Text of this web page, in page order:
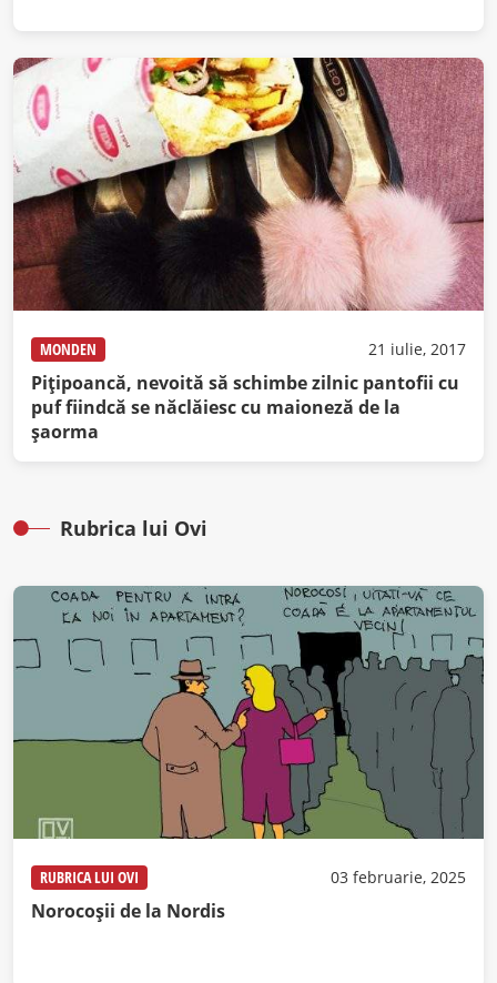
MONDEN 21 iulie, 2017
Piţipoancă, nevoită să schimbe zilnic pantofii cu
puf fiindcă se năclăiesc cu maioneză de la
şaorma
Rubrica lui Ovi
RUBRICA LUI OVI 03 februarie, 2025
Norocoșii de la Nordis